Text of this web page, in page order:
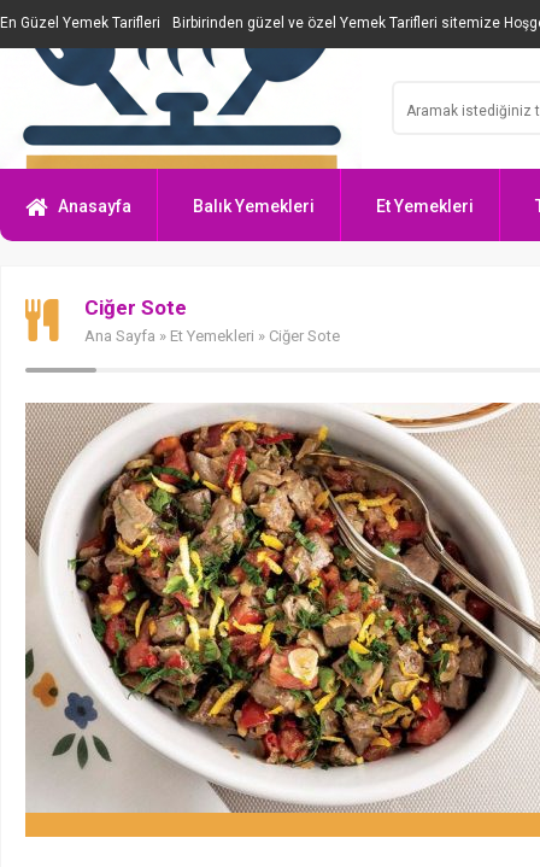
En Güzel Yemek Tarifleri Birbirinden güzel ve özel Yemek Tarifleri sitemize
Anasayfa Balık Yemekleri Et Yemekleri
Ciğer Sote
Ana Sayfa » Et Yemekleri » Ciğer Sote